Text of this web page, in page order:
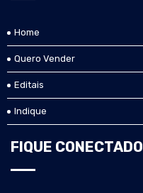
Home
Quero Vender
Editais
Indique
FIQUE CONECTADO